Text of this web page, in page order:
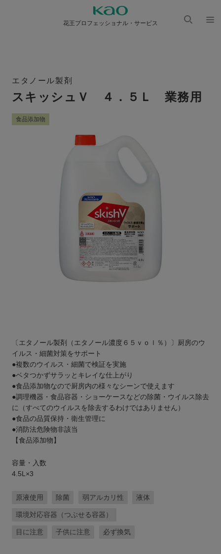
花王プロフェッショナル・サービス
エタノール製剤
スキッシュＶ ４．５Ｌ 業務用
食品添加物
〔エタノール製剤（エタノール濃度６５ｖｏｌ％）〕厨房のウ
イルス・細菌対策をサポート
●複数のウイルス・細菌で検証を実施
●ベタつかずサラッとキレイな仕上がり
●食品添加物なので厨房内の様々なシーンで使えます
●調理機器・食品容器・ショーケースなどの除菌・ウイルス除去
に（すべてのウイルスを除去するわけではありません）
●食品の品質保持・衛生管理に
●消防法危険物非該当
【食品添加物】
容量・入数
4.5L×3
原液使用 除菌 弱アルカリ性 液体
環境対応容器（つぶせる容器）
目に注意 子供に注意 必ず換気